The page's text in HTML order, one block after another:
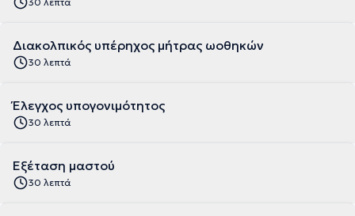
Διακολπικός υπέρηχος μήτρας ωοθηκών
30 λεπτά
Έλεγχος υπογονιμότητος
30 λεπτά
Εξέταση μαστού
30 λεπτά